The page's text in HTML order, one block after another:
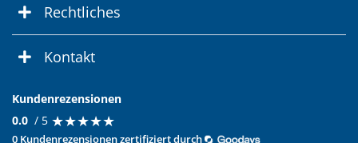
Rechtliches
Kontakt
Kundenrezensionen
0.0 / 5 ★★★★★
★★★★★
0 Kundenrezensionen zertifiziert durch